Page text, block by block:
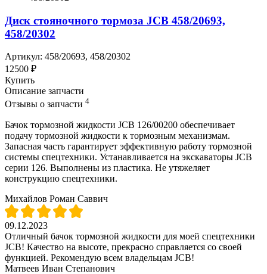
Диск стояночного тормоза JCB 458/20693,
458/20302
Артикул: 458/20693, 458/20302
12500 ₽
Купить
Описание запчасти
Отзывы о запчасти 4
Бачок тормозной жидкости JCB 126/00200 обеспечивает
подачу тормозной жидкости к тормозным механизмам.
Запасная часть гарантирует эффективную работу тормозной
системы спецтехники. Устанавливается на экскаваторы JCB
серии 126. Выполнены из пластика. Не утяжеляет
конструкцию спецтехники.
Михайлов Роман Саввич
09.12.2023
Отличный бачок тормозной жидкости для моей спецтехники
JCB! Качество на высоте, прекрасно справляется со своей
функцией. Рекомендую всем владельцам JCB!
Матвеев Иван Степанович